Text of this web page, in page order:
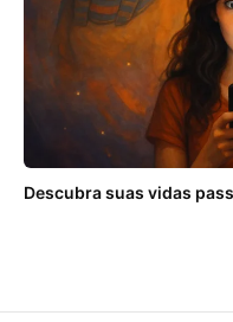
Descubra suas vidas